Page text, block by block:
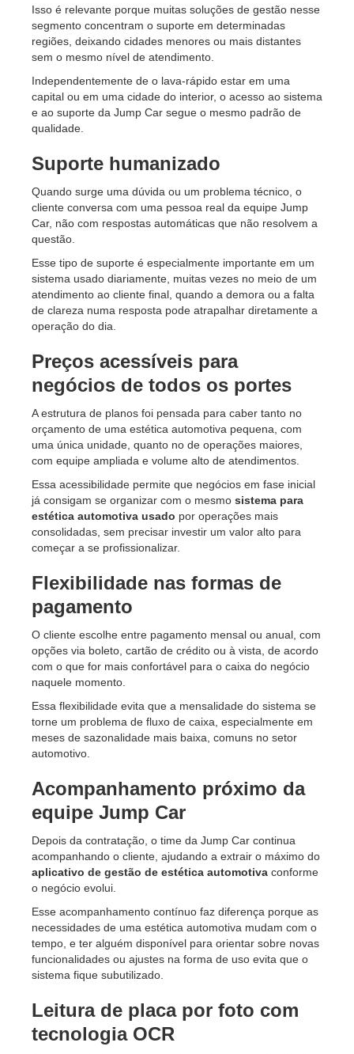
Isso é relevante porque muitas soluções de gestão nesse
segmento concentram o suporte em determinadas
regiões, deixando cidades menores ou mais distantes
sem o mesmo nível de atendimento.
Independentemente de o lava-rápido estar em uma
capital ou em uma cidade do interior, o acesso ao sistema
e ao suporte da Jump Car segue o mesmo padrão de
qualidade.
Suporte humanizado
Quando surge uma dúvida ou um problema técnico, o
cliente conversa com uma pessoa real da equipe Jump
Car, não com respostas automáticas que não resolvem a
questão.
Esse tipo de suporte é especialmente importante em um
sistema usado diariamente, muitas vezes no meio de um
atendimento ao cliente final, quando a demora ou a falta
de clareza numa resposta pode atrapalhar diretamente a
operação do dia.
Preços acessíveis para
negócios de todos os portes
A estrutura de planos foi pensada para caber tanto no
orçamento de uma estética automotiva pequena, com
uma única unidade, quanto no de operações maiores,
com equipe ampliada e volume alto de atendimentos.
Essa acessibilidade permite que negócios em fase inicial
já consigam se organizar com o mesmo sistema para
estética automotiva usado por operações mais
consolidadas, sem precisar investir um valor alto para
começar a se profissionalizar.
Flexibilidade nas formas de
pagamento
O cliente escolhe entre pagamento mensal ou anual, com
opções via boleto, cartão de crédito ou à vista, de acordo
com o que for mais confortável para o caixa do negócio
naquele momento.
Essa flexibilidade evita que a mensalidade do sistema se
torne um problema de fluxo de caixa, especialmente em
meses de sazonalidade mais baixa, comuns no setor
automotivo.
Acompanhamento próximo da
equipe Jump Car
Depois da contratação, o time da Jump Car continua
acompanhando o cliente, ajudando a extrair o máximo do
aplicativo de gestão de estética automotiva conforme
o negócio evolui.
Esse acompanhamento contínuo faz diferença porque as
necessidades de uma estética automotiva mudam com o
tempo, e ter alguém disponível para orientar sobre novas
funcionalidades ou ajustes na forma de uso evita que o
sistema fique subutilizado.
Leitura de placa por foto com
tecnologia OCR